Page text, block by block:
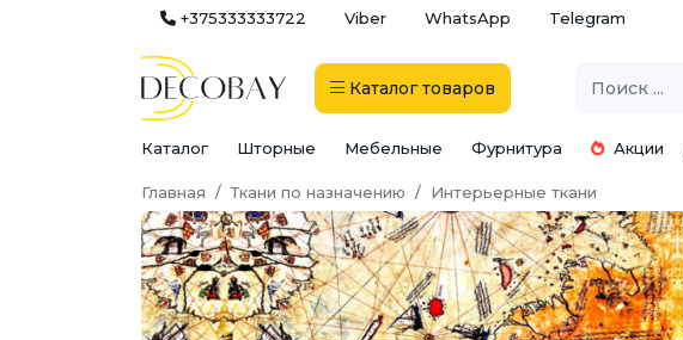
+375333333722 Viber WhatsApp Telegram
Каталог товаров
Каталог Шторные Мебельные Фурнитура Акции
Главная Ткани по назначению Интерьерные ткани